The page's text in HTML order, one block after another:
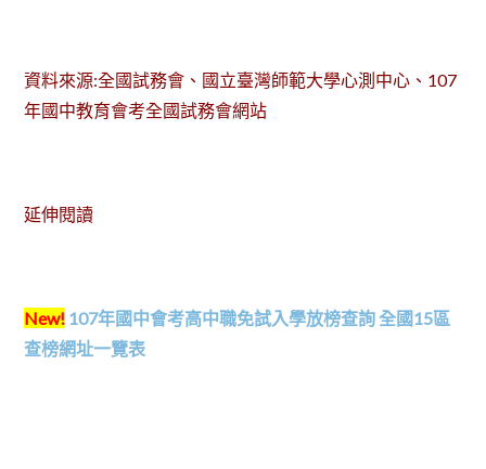
資料來源:全國試務會、國立臺灣師範大學心測中心、107
年國中教育會考全國試務會網站
延伸閱讀
New! 107年國中會考高中職免試入學放榜查詢 全國15區
查榜網址一覽表